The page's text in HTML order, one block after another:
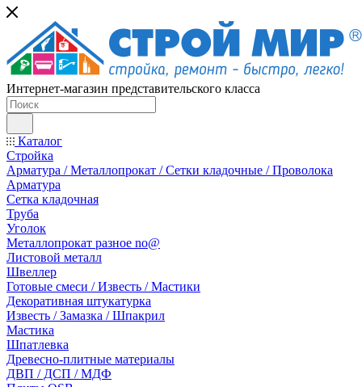
Интернет-магазин представительского класса
Каталог
Стройка
Арматура / Металлопрокат / Сетки кладочные / Проволока
Арматура
Сетка кладочная
Труба
Уголок
Металлопрокат разное no@
Листовой металл
Швеллер
Готовые смеси / Известь / Мастики
Декоративная штукатурка
Известь / Замазка / Шпакрил
Мастика
Шпатлевка
Древесно-плитные материалы
ДВП / ДСП / МДФ